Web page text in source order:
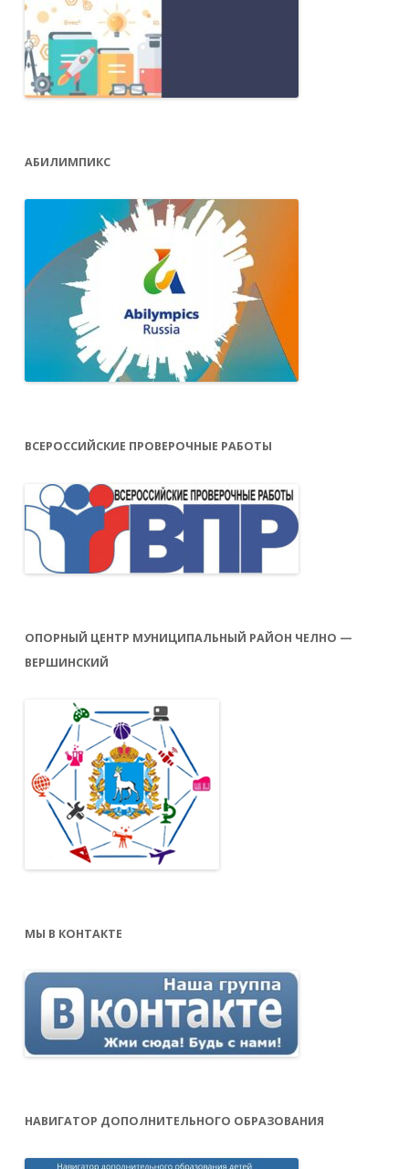
АБИЛИМПИКС
ВСЕРОССИЙСКИЕ ПРОВЕРОЧНЫЕ РАБОТЫ
ОПОРНЫЙ ЦЕНТР МУНИЦИПАЛЬНЫЙ РАЙОН ЧЕЛНО —
ВЕРШИНСКИЙ
МЫ В КОНТАКТЕ
НАВИГАТОР ДОПОЛНИТЕЛЬНОГО ОБРАЗОВАНИЯ